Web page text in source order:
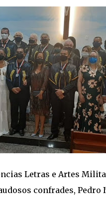
Letras e Artes
confrades,